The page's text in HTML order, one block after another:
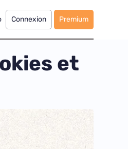
Connexion Premium
et